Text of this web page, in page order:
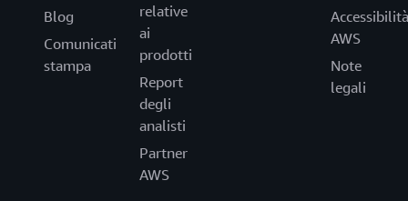
Blog
Comunicati
stampa
relative
ai
prodotti
Report
degli
analisti
Partner
AWS
Accessibilità
AWS
Note
legali